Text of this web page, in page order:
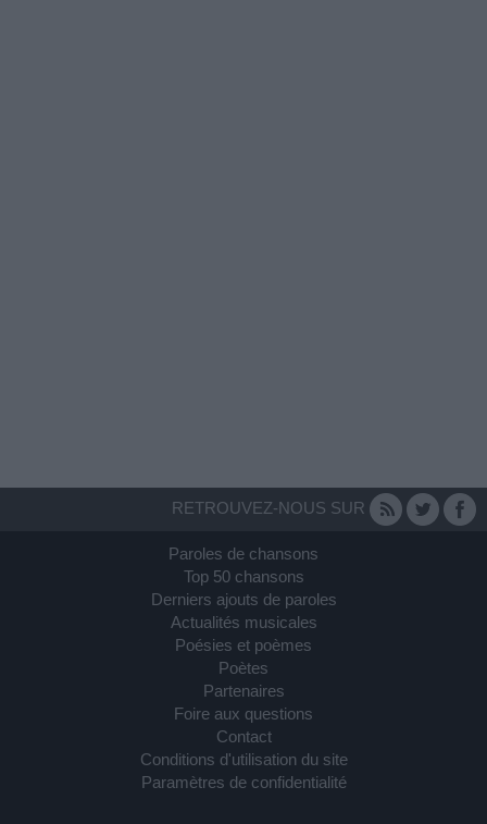
RETROUVEZ-NOUS SUR
Paroles de chansons
Top 50 chansons
Derniers ajouts de paroles
Actualités musicales
Poésies et poèmes
Poètes
Partenaires
Foire aux questions
Contact
Conditions d'utilisation du site
Paramètres de confidentialité